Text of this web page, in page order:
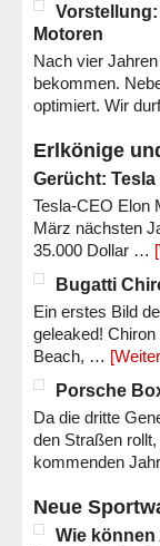
Motoren
Nach vier
bekommen.
optimiert. Wir
Erlkönige
Gerücht:
Tesla-CEO Elon
März nächsten
35.000 Dollar …
Bugatti
Ein erstes Bild
geleaked!
Beach, …
Porsche
Da die dritte
den Straßen
kommenden
Neue
Wie